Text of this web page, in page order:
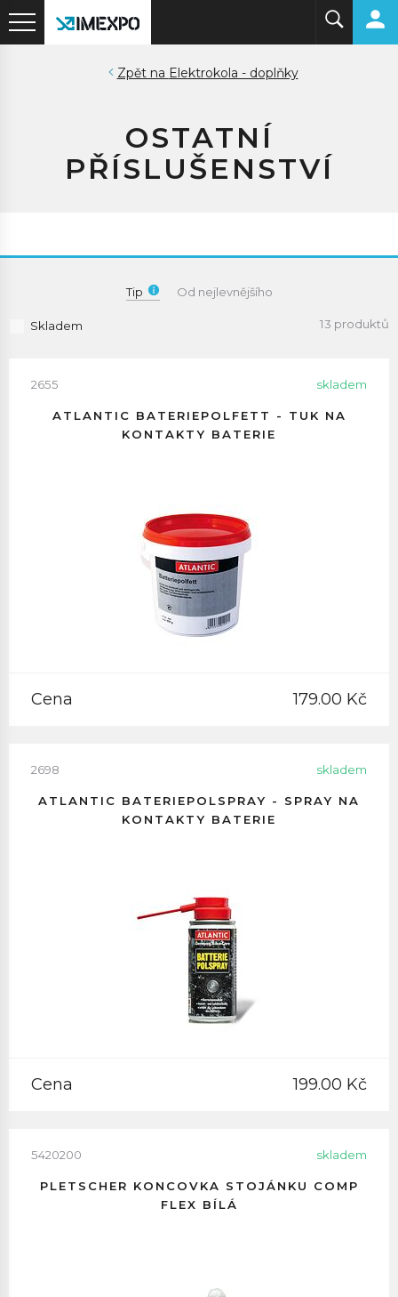
Elektrokola - doplňky
OSTATNÍ
PŘÍSLUŠENSTVÍ
Tip Od nejlevnějšího
Skladem 13 produktů
2655 skladem
ATLANTIC BATERIEPOLFETT - TUK NA
KONTAKTY BATERIE
Cena 179.00 Kč
2698 skladem
ATLANTIC BATERIEPOLSPRAY - SPRAY NA
KONTAKTY BATERIE
Cena 199.00 Kč
5420200 skladem
PLETSCHER KONCOVKA STOJÁNKU COMP
FLEX BÍLÁ